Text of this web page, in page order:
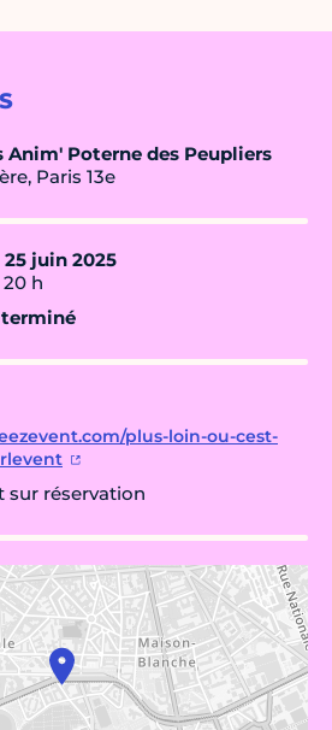
Anim' Poterne des Peupliers
Paris 13e
juin 2025
20 h
plus-loin-ou-cest-
sur réservation